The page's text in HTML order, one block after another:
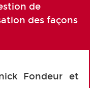
de
des façons
Fondeur et